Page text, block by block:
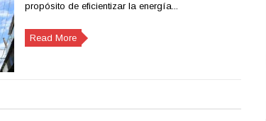
propósito de eficientizar la energía...
Read More